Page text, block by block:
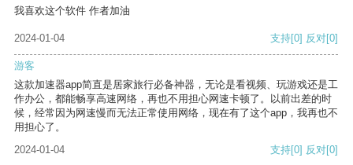
我喜欢这个软件 作者加油
2024-01-04 支持[0] 反对[0]
游客
这款加速器app简直是居家旅行必备神器，无论是看视频、玩游戏还是工
作办公，都能畅享高速网络，再也不用担心网速卡顿了。以前出差的时
候，经常因为网速慢而无法正常使用网络，现在有了这个app，我再也不
用担心了。
2024-01-04
支持[0] 反对[0]